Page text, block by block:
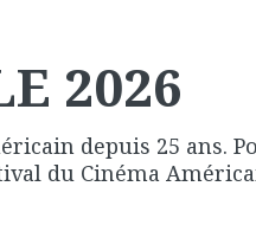
2026
depuis 25 ans.
du Cinéma